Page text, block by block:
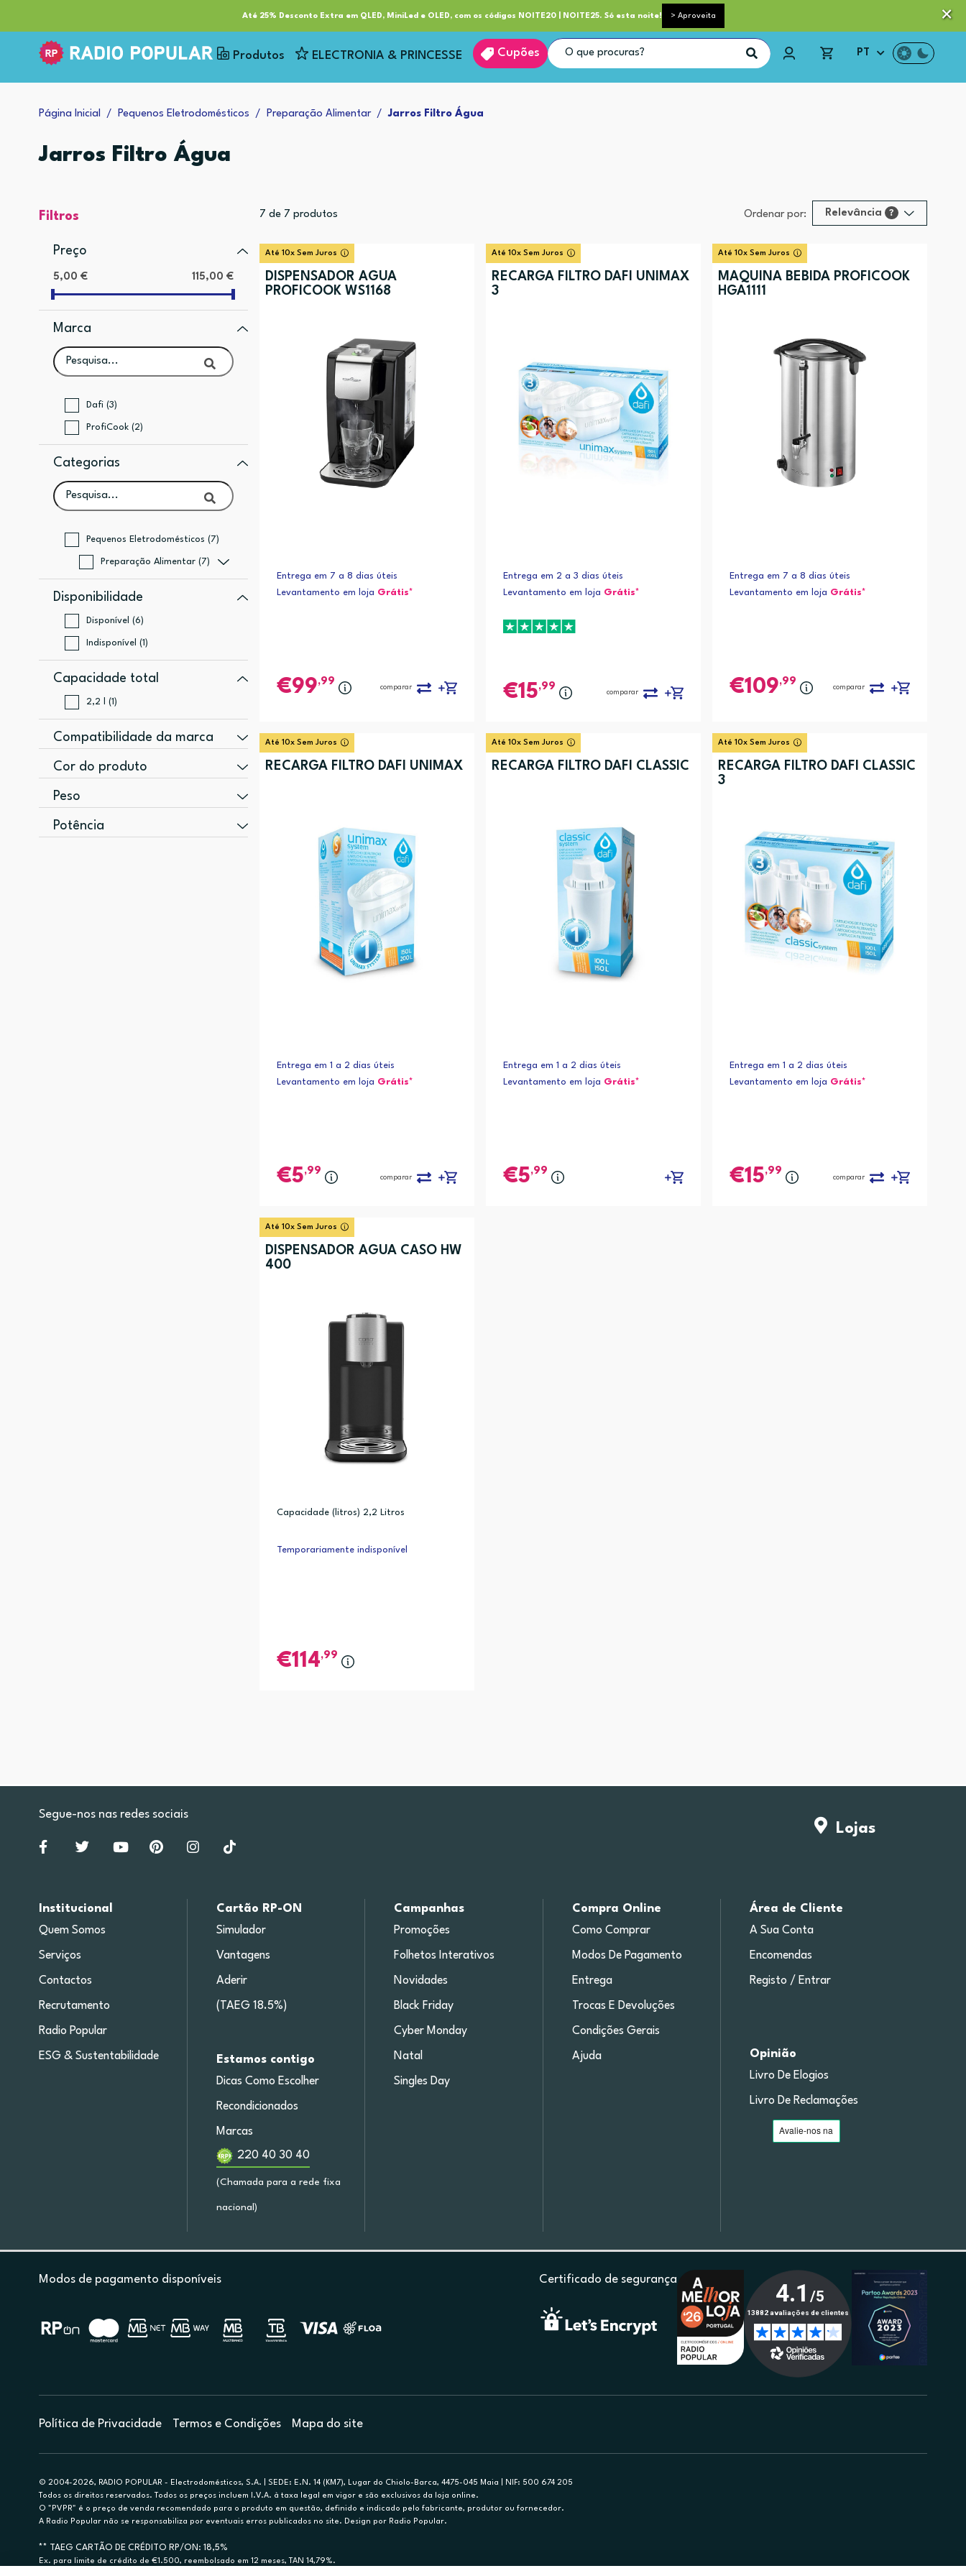
Até 25% Desconto Extra em QLED, MiniLed e OLED, com os códigos NOITE20 | NOITE25. Só esta noite! > Aproveita
Serviços Clube RP+ Entrega pequeno porte grátis acima de 35€*
Produtos ELECTRONIA & PRINCESSE Cupões PT
Página Inicial Pequenos Eletrodomésticos Preparação Alimentar Jarros Filtro Água
Jarros Filtro Água
Filtros
Preço
5,00 € 115,00 €
Marca
Dafi (3)
ProfiCook (2)
Categorias
Pequenos Eletrodomésticos (7)
Preparação Alimentar (7)
Disponibilidade
Disponível (6)
Indisponível (1)
Capacidade total
2,2 l (1)
Compatibilidade da marca
Dafi (2)
Cor do produto
Preto, Aço inoxidável (1)
Peso
2,1 kg (1)
Potência
7 de 7 produtos Ordenar por: Relevância ?
Alfabética (Z-A)
Até 10x Sem Juros
DISPENSADOR AGUA
PROFICOOK WS1168
Entrega em 7 a 8 dias úteis
Levantamento em loja Grátis*
99,99
comparar
Até 10x Sem Juros
RECARGA FILTRO DAFI UNIMAX
3
Entrega em 2 a 3 dias úteis
Levantamento em loja Grátis*
15,99
comparar
Até 10x Sem Juros
MÁQUINA BEBIDA PROFICOOK
HGA1111
Entrega em 7 a 8 dias úteis
Levantamento em loja Grátis*
109,99
comparar
Até 10x Sem Juros
RECARGA FILTRO DAFI UNIMAX
Entrega em 1 a 2 dias úteis
Levantamento em loja Grátis*
5,99
comparar
Até 10x Sem Juros
RECARGA FILTRO DAFI CLASSIC
Entrega em 1 a 2 dias úteis
Levantamento em loja Grátis*
5,99
Até 10x Sem Juros
RECARGA FILTRO DAFI CLASSIC
3
Entrega em 1 a 2 dias úteis
Levantamento em loja Grátis*
15,99
comparar
Até 10x Sem Juros
DISPENSADOR AGUA CASO HW
400
Capacidade (litros) 2,2 Litros
Temporariamente indisponível
114,99
Lojas
Segue-nos nas redes sociais
Institucional
Quem Somos
Serviços
Contactos
Recrutamento
Radio Popular
ESG & Sustentabilidade
Cartão RP-ON
Simulador
Vantagens
Aderir
(TAEG 18.5%)
Estamos contigo
Dicas Como Escolher
Recondicionados
Marcas
220 40 30 40
(Chamada para a rede fixa
nacional)
Campanhas
Promoções
Folhetos Interativos
Novidades
Black Friday
Cyber Monday
Natal
Singles Day
Compra Online
Como Comprar
Modos De Pagamento
Entrega
Trocas E Devoluções
Condições Gerais
Ajuda
Área de Cliente
A Sua Conta
Encomendas
Registo / Entrar
Opinião
Livro De Elogios
Livro De Reclamações
Modos de pagamento disponíveis Certificado de segurança
Política de Privacidade Termos e Condições Mapa do site
© 2004-2026, RADIO POPULAR - Electrodomésticos, S.A. | SEDE: E.N. 14 (KM7), Lugar do Chiolo-Barca, 4475-045 Maia | NIF: 500 674 205
Todos os direitos reservados. Todos os preços incluem I.V.A. à taxa legal em vigor e são exclusivos da loja online.
O "PVPR" é o preço de venda recomendado para o produto em questão, definido e indicado pelo fabricante, produtor ou fornecedor.
A Radio Popular não se responsabiliza por eventuais erros publicados no site. Design por Radio Popular.
** TAEG CARTÃO DE CRÉDITO RP/ON: 18,5%
Ex. para limite de crédito de €1.500, reembolsado em 12 meses, TAN 14,79%.